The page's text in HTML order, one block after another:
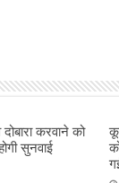
करवाने को
सुनवाई